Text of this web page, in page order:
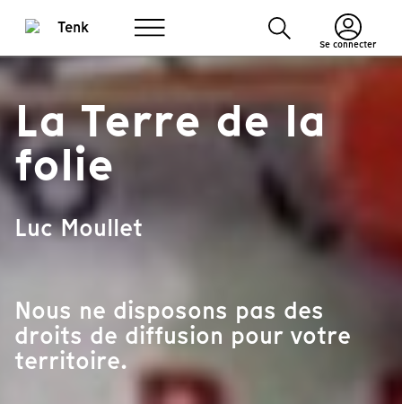
Se connecter
La Terre de la
folie
Luc Moullet
Nous ne disposons pas des
droits de diffusion pour votre
territoire.